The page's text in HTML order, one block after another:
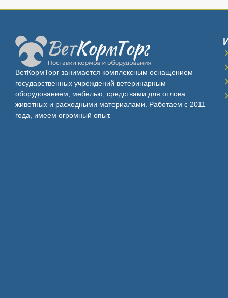
ВетКормТорг занимается комплексным оснащением
государственных учреждений ветеринарным
оборудованием, мебелью, средствами для отлова
животных и расходными материалами. Работаем с 2011
года, имеем огромный опыт.